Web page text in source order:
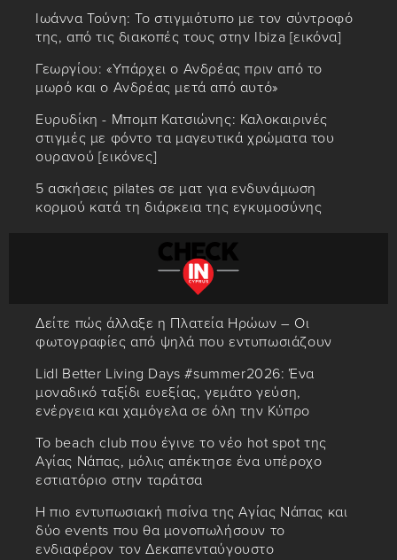
Ιωάννα Τούνη: Το στιγμιότυπο με τον σύντροφό
της, από τις διακοπές τους στην Ibiza [εικόνα]
Γεωργίου: «Υπάρχει ο Ανδρέας πριν από το
μωρό και ο Ανδρέας μετά από αυτό»
Ευρυδίκη - Μπομπ Κατσιώνης: Καλοκαιρινές
στιγμές με φόντο τα μαγευτικά χρώματα του
ουρανού [εικόνες]
5 ασκήσεις pilates σε ματ για ενδυνάμωση
κορμού κατά τη διάρκεια της εγκυμοσύνης
Δείτε πώς άλλαξε η Πλατεία Ηρώων – Οι
φωτογραφίες από ψηλά που εντυπωσιάζουν
Lidl Better Living Days #summer2026: Ένα
μοναδικό ταξίδι ευεξίας, γεμάτο γεύση,
ενέργεια και χαμόγελα σε όλη την Κύπρο
Το beach club που έγινε το νέο hot spot της
Αγίας Νάπας, μόλις απέκτησε ένα υπέροχο
εστιατόριο στην ταράτσα
Η πιο εντυπωσιακή πισίνα της Αγίας Νάπας και
δύο events που θα μονοπωλήσουν το
ενδιαφέρον τον Δεκαπενταύγουστο